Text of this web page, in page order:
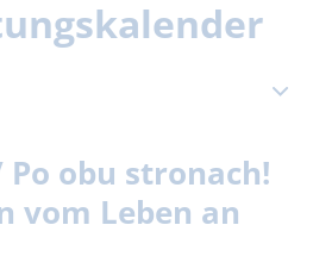
2026
Do Fr Sa So
1
obu stronach!
vom Leben an